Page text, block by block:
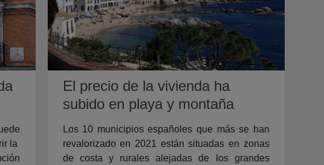
la
El precio de la vivienda ha
subido en playa y montaña
Los 10 municipios españoles que más se han
revalorizado en 2021 están situadas en zonas
de costa y rurales alejadas de los grandes